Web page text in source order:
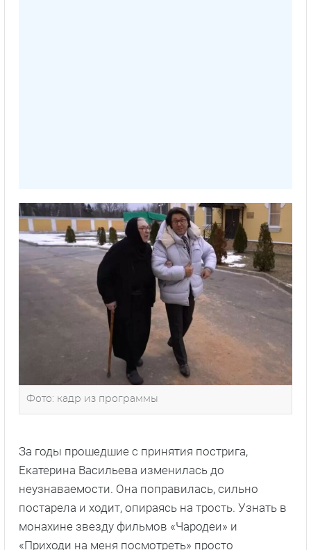
Фото: кадр из программы
За годы прошедшие с принятия пострига,
Екатерина Васильева изменилась до
неузнаваемости. Она поправилась, сильно
постарела и ходит, опираясь на трость. Узнать в
монахине звезду фильмов «Чародеи» и
«Приходи на меня посмотреть» просто